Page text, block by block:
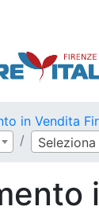
in Vendita